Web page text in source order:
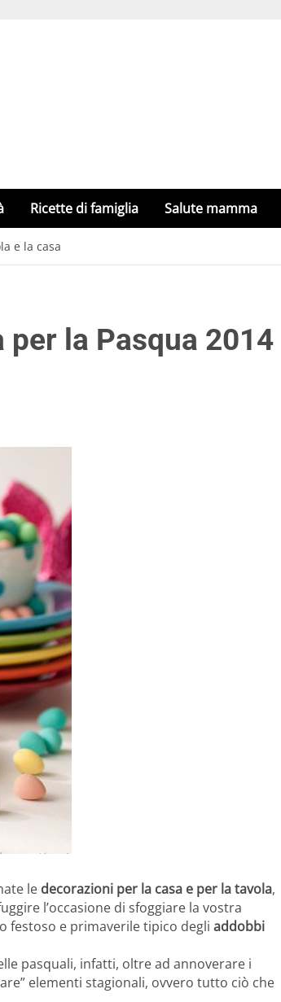
Ricette di famiglia Salute mamma
e la casa
la Pasqua 2014
le decorazioni per la casa e per la tavola,
l’occasione di sfoggiare la vostra
festoso e primaverile tipico degli addobbi
pasquali, infatti, oltre ad annoverare i
elementi stagionali, ovvero tutto ciò che